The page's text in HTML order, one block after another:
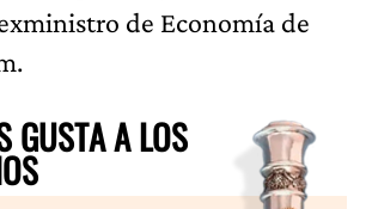
de Economía de
GUSTA A LOS